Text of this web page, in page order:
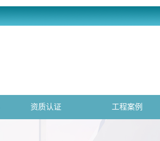
资质认证 工程案例